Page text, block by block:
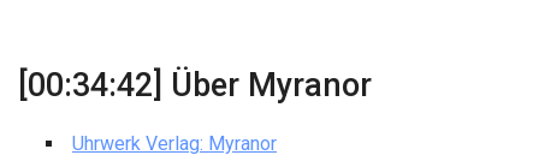
[00:34:42] Über Myranor
Uhrwerk Verlag: Myranor